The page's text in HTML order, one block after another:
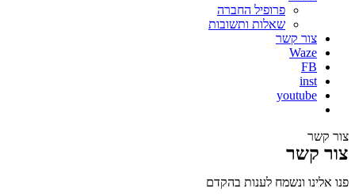
פרופיל החברה
שאלות ותשובות
צור קשר
Waze
FB
inst
youtube
צור קשר
צור קשר
פנו אלינו ונשמח לענות בהקדם